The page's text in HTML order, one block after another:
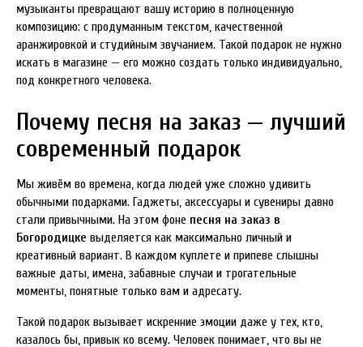
музыканты превращают вашу историю в полноценную
композицию: с продуманным текстом, качественной
аранжировкой и студийным звучанием. Такой подарок не нужно
искать в магазине — его можно создать только индивидуально,
под конкретного человека.
Почему песня на заказ — лучший
современный подарок
Мы живём во времена, когда людей уже сложно удивить
обычными подарками. Гаджеты, аксессуары и сувениры давно
стали привычными. На этом фоне песня на заказ в
Богородицке выделяется как максимально личный и
креативный вариант. В каждом куплете и припеве слышны
важные даты, имена, забавные случаи и трогательные
моменты, понятные только вам и адресату.
Такой подарок вызывает искренние эмоции даже у тех, кто,
казалось бы, привык ко всему. Человек понимает, что вы не